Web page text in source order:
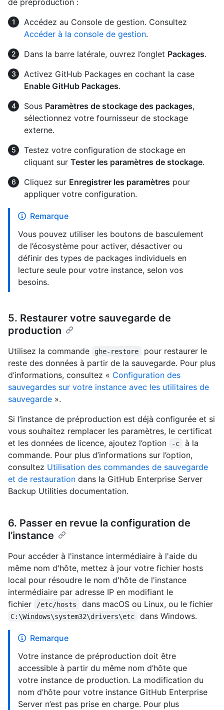
Accédez au Console de gestion. Consultez
Accéder à la console de gestion.
Dans la barre latérale, ouvrez l’onglet Packages.
Activez GitHub Packages en cochant la case
Enable GitHub Packages.
Sous Paramètres de stockage des packages,
sélectionnez votre fournisseur de stockage
externe.
Testez votre configuration de stockage en
cliquant sur Tester les paramètres de stockage.
Cliquez sur Enregistrer les paramètres pour
appliquer votre configuration.
Remarque
Vous pouvez utiliser les boutons de basculement
de l’écosystème pour activer, désactiver ou
définir des types de packages individuels en
lecture seule pour votre instance, selon vos
besoins.
5. Restaurer votre sauvegarde de
production
Utilisez la commande ghe-restore
pour restaurer le
reste des données à partir de la sauvegarde. Pour plus
d’informations, consultez « Configuration des
sauvegardes sur votre instance avec les utilitaires de
sauvegarde ».
Si l’instance de préproduction est déjà configurée et si
vous souhaitez remplacer les paramètres, le certificat
et les données de licence, ajoutez l’option
-c
à la
commande. Pour plus d’informations sur l’option,
consultez Utilisation des commandes de sauvegarde
et de restauration dans la GitHub Enterprise Server
Backup Utilities documentation.
6. Passer en revue la configuration de
l’instance
Pour accéder à l'instance intermédiaire à l'aide du
même nom d'hôte, mettez à jour votre fichier hosts
local pour résoudre le nom d'hôte de l'instance
intermédiaire par adresse IP en modifiant le
fichier
/etc/hosts dans macOS ou Linux, ou le fichier
C:\Windows\system32\drivers\etc dans Windows.
Remarque
Votre instance de préproduction doit être
accessible à partir du même nom d’hôte que
votre instance de production. La modification du
nom d’hôte pour votre instance GitHub Enterprise
Server n’est pas prise en charge. Pour plus